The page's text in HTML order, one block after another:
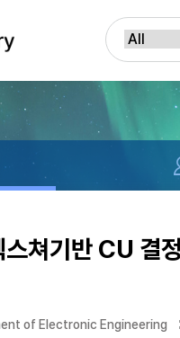
쳐기반 CU 결
of Electronic Engineering